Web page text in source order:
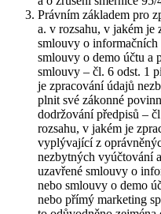
Právním základem pro
a. v rozsahu, v jakém je
smlouvy o informačních
smlouvy o demo účtu a
smlouvy – čl. 6 odst. 1
je zpracování údajů
plnit své zákonné
dodržování předpisů –
rozsahu, v jakém je
vyplývající z
nezbytných vyúčtování
uzavřené smlouvy o
nebo smlouvy o demo
nebo přímý marketing